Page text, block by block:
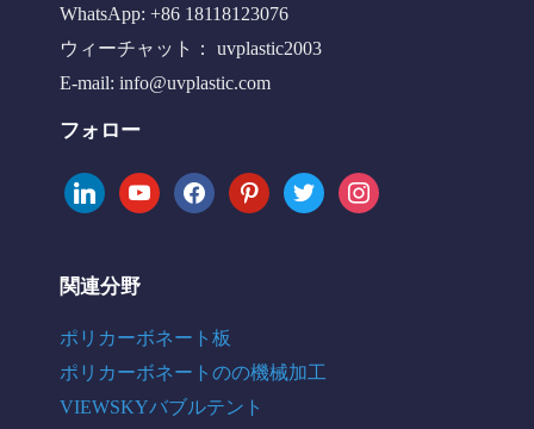
WhatsApp: +86 18118123076
ウィーチャット： uvplastic2003
E-mail: info@uvplastic.com
フォロー
linkedinyoutubefacebookpinteresttwitter instagram
関連分野
ポリカーボネート板
ポリカーボネートのの機械加工
VIEWSKYバブルテント